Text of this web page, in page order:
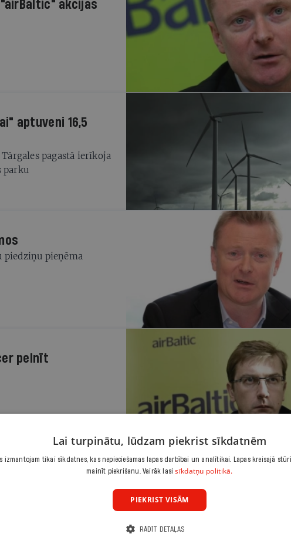
akcijas
aptuveni 16,5
pagastā ierīkoja
parku
piedziņu pieņēma
pelnīt
Lai turpinātu, lūdzam piekrist sīkdatnēm
izmantojam tikai sīkdatnes, kas nepieciešamas lapas darbībai un analītikai. Lapas kreisajā
mainīt piekrišanu. Vairāk lasisīkdatņu politikā.
PIEKRIST VISĀM
RĀDĪT DETAĻAS